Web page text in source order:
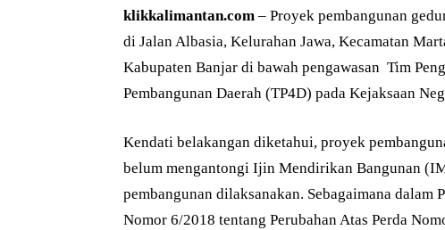
klikkalimantan.com – Proyek pembangunan
di Jalan Albasia, Kelurahan Jawa, Kecamatan
Kabupaten Banjar di bawah pengawasan Tim
Pembangunan Daerah (TP4D) pada Kejaksaan
Kendati belakangan diketahui, proyek
belum mengantongi Ijin Mendirikan Bangunan
pembangunan dilaksanakan. Sebagaimana dalam
Nomor 6/2018 tentang Perubahan Atas Perda